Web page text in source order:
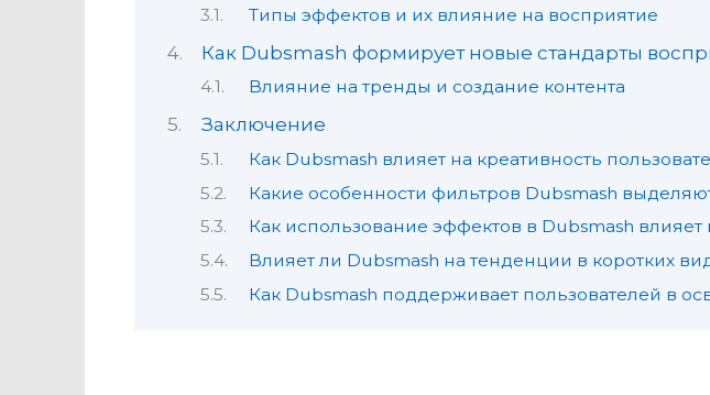
Типы эффектов и их влияние на восприятие
Как Dubsmash формирует новые стандарты
Влияние на тренды и создание контента
Заключение
Как Dubsmash влияет на креативность
Какие особенности фильтров Dubsmash
Как использование эффектов в Dubsmash
Влияет ли Dubsmash на тенденции в коротких
Как Dubsmash поддерживает пользователей в